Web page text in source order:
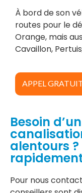
À bord de son
routes pour le
Orange, mais
Cavaillon,
APPEL
Besoin
alentours
Pour nous